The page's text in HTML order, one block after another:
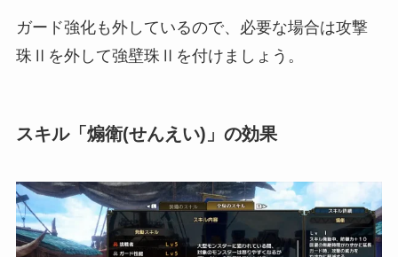
ガード強化も外しているので、必要な場合は攻撃
珠Ⅱを外して強壁珠Ⅱを付けましょう。
スキル「煽衛(せんえい)」の効果